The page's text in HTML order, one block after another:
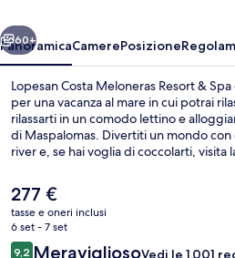
Spa
Avanti
60+
PanoramicaCamerePosizione
Lopesan Costa Meloneras Resort &
per una vacanza al mare in cui potrai
rilassarti in un comodo lettino e
di Maspalomas. Divertiti un mondo
river e, se hai voglia di coccolarti, visita
Alameda serve la colazione e la cena.
hotel di lusso sono 4 bar a bordo
bambini (gratuito). Le recensioni dei
piscina e il personale gentile.
Il
prezzo
attuale
è
277 €
tasse e oneri inclusi
6 set - 7 set
Recensioni
9,2 MeravigliosoVedi le 1.001